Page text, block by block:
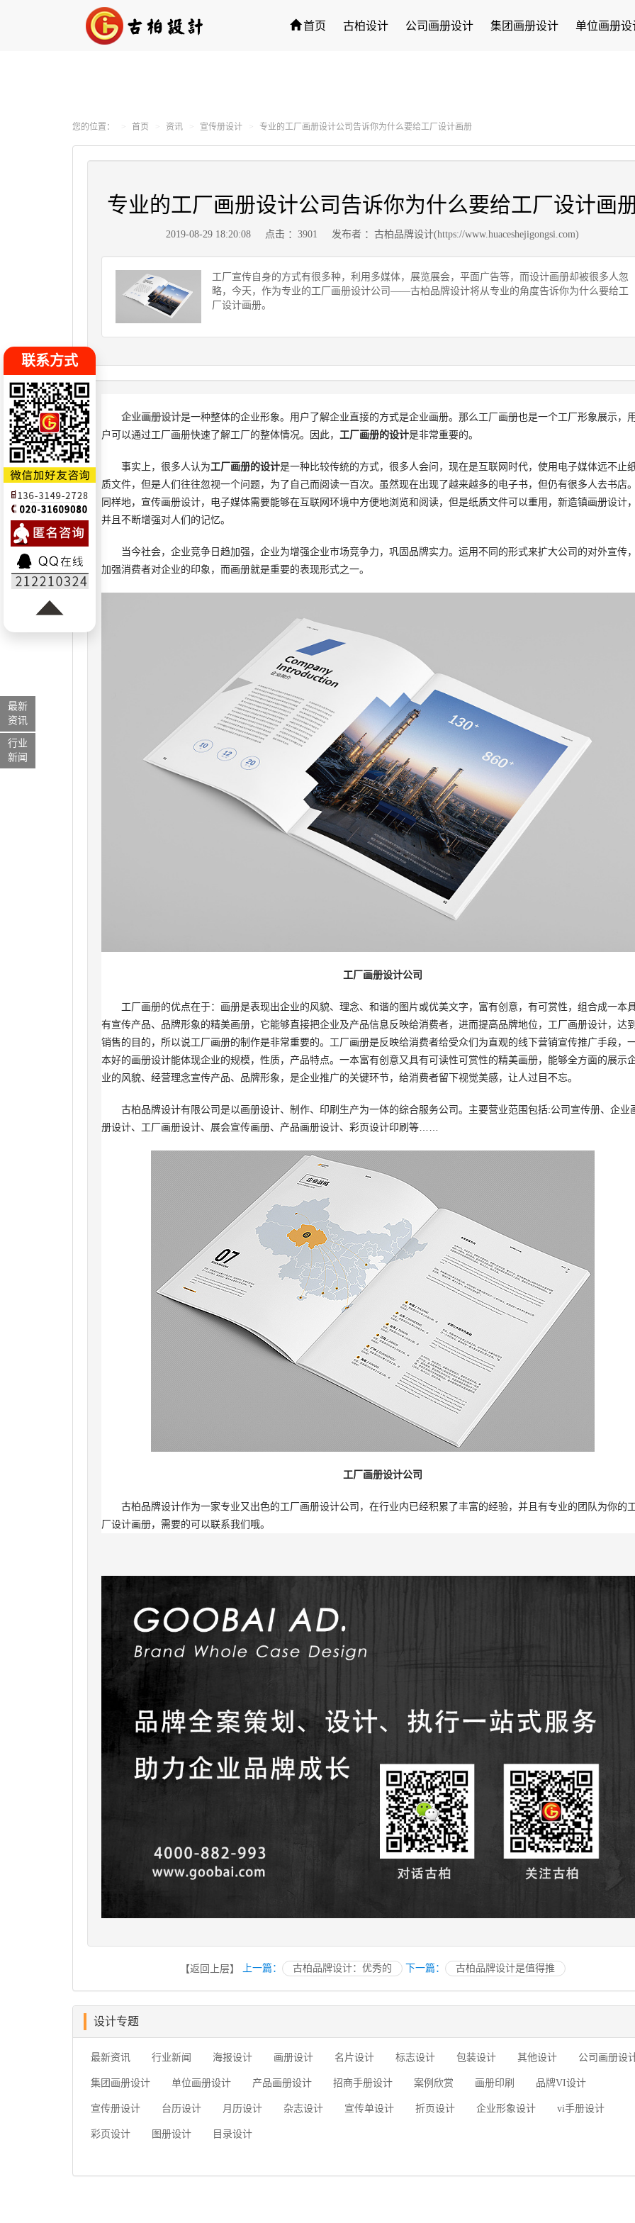
首页 古柏设计 公司画册设计 集团画册设计 单位画册设
您的位置： 首页 资讯 宣传册设计 专业的工厂画册设计公司告诉你为什么要给工厂设计画册
专业的工厂画册设计公司告诉你为什么要给工厂设计画
2019-08-29 18:20:08 点击 ：3901 发布者 ：古柏品牌设计(https://www.huaceshejigongsi.com)
工厂宣传自身的方式有很多种，利用多媒体，展览展会，平面广告等，而设计画册却被很多人忽
略，今天，作为专业的工厂画册设计公司——古柏品牌设计将从专业的角度告诉你为什么要给工
厂设计画册。
企业画册设计是一种整体的企业形象。用户了解企业直接的方式是企业画册。那么工厂画册也是一个工厂形象展示，
户可以通过工厂画册快速了解工厂的整体情况。因此， 工厂画册的设计是非常重要的。
事实上，很多人认为工厂画册的设计是一种比较传统的方式，很多人会问，现在是互联网时代，使用电子媒体远不止
质文件，但是人们往往忽视一个问题，为了自己而阅读一百次。虽然现在出现了越来越多的电子书，但仍有很多人去书店
同样地，宣传画册设计，电子媒体需要能够在互联网环境中方便地浏览和阅读，但是纸质文件可以重用，新造镇画册设计
并且不断增强对人们的记忆。
当今社会，企业竞争日趋加强，企业为增强企业市场竞争力，巩固品牌实力。运用不同的形式来扩大公司的对外宣传
加强消费者对企业的印象，而画册就是重要的表现形式之一。
工厂画册设计公司
工厂画册的优点在于：画册是表现出企业的风貌、理念、和谐的图片或优美文字，富有创意，有可赏性，组合成一本
有宣传产品、品牌形象的精美画册，它能够直接把企业及产品信息反映给消费者，进而提高品牌地位，工厂画册设计，达
销售的目的，所以说工厂画册的制作是非常重要的。工厂画册是反映给消费者给受众们为直观的线下营销宣传推广手段，
本好的画册设计能体现企业的规模，性质，产品特点。一本富有创意又具有可读性可赏性的精美画册，能够全方面的展示
业的风貌、经营理念宣传产品、品牌形象，是企业推广的关键环节，给消费者留下视觉美感，让人过目不忘。
古柏品牌设计有限公司是以画册设计、制作、印刷生产为一体的综合服务公司。主要营业范围包括:公司宣传册、企业
册设计、工厂画册设计、展会宣传画册、产品画册设计、彩页设计印刷等……
工厂画册设计公司
古柏品牌设计作为一家专业又出色的工厂画册设计公司，在行业内已经积累了丰富的经验，并且有专业的团队为你的
厂设计画册，需要的可以联系我们哦。
【返回上层】 上一篇： 古柏品牌设计：优秀的 下一篇： 古柏品牌设计是值得推
设计专题
最新资讯 行业新闻 海报设计 画册设计 名片设计 标志设计 包装设计 其他设计 公司画册设
集团画册设计 单位画册设计 产品画册设计 招商手册设计 案例欣赏 画册印刷 品牌VI设计
宣传册设计 台历设计 月历设计 杂志设计 宣传单设计 折页设计 企业形象设计 vi手册设计
彩页设计 图册设计 目录设计
联系方式
最新
资讯
行业
新闻